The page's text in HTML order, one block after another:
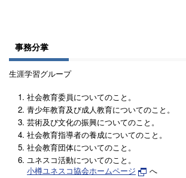
事務分掌
生涯学習グループ
社会教育委員についてのこと。
青少年教育及び成人教育についてのこと。
芸術及び文化の振興についてのこと。
社会教育指導者の養成についてのこと。
社会教育団体についてのこと。
ユネスコ活動についてのこと。
小樽ユネスコ協会ホームページ
へ